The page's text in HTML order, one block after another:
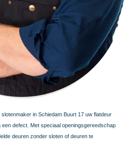
in Schiedam Buurt 17 uw flatdeur
defect. Met speciaal openingsgereedschap
deuren zonder sloten of deuren te